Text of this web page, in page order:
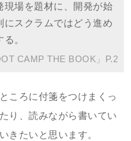
場を題材に、開発が始
にスクラムではどう進め
。
CAMP THE BOOK」P.2
ころに付箋をつけまくっ
り、読みながら書いてい
きたいと思います。